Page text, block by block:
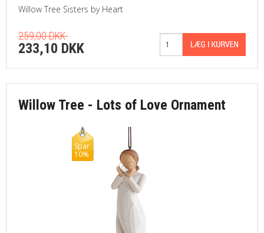
Willow Tree Sisters by Heart
259,00 DKK
233,10 DKK
Willow Tree - Lots of Love Ornament
Spar
10%